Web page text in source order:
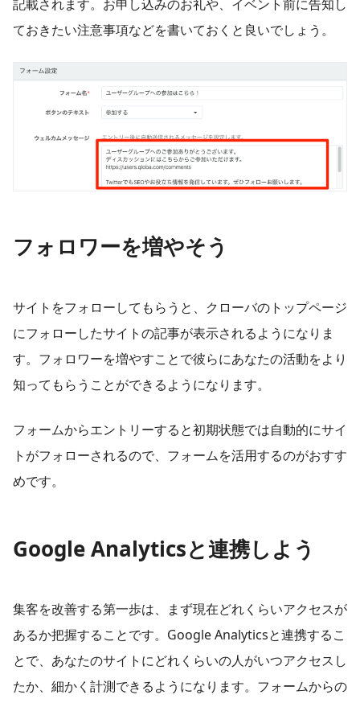
記載されます。お申し込みのお礼や、イベント前に告知し
ておきたい注意事項などを書いておくと良いでしょう。
フォロワーを増やそう
サイトをフォローしてもらうと、クローバのトップページ
にフォローしたサイトの記事が表示されるようになりま
す。フォロワーを増やすことで彼らにあなたの活動をより
知ってもらうことができるようになります。
フォームからエントリーすると初期状態では自動的にサイ
トがフォローされるので、フォームを活用するのがおすす
めです。
Google Analyticsと連携しよう
集客を改善する第一歩は、まず現在どれくらいアクセスが
あるか把握することです。Google Analyticsと連携するこ
とで、あなたのサイトにどれくらいの人がいつアクセスし
たか、細かく計測できるようになります。フォームからの